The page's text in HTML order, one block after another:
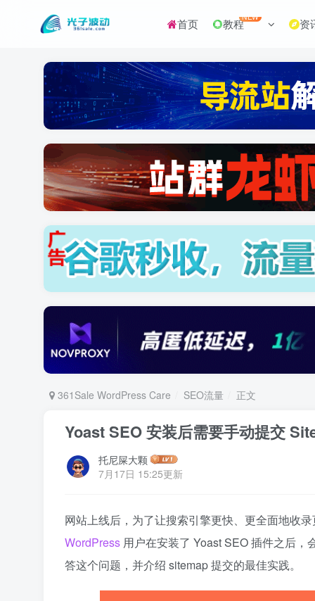
首页 教程NEW 资
361Sale WordPress Care SEO流量 正文
Yoast SEO 安装后需要手动提交
托尼屎大颗
7月17日 15:25更新
网站上线后，为了让搜索引擎更快、更全面地收
WordPress 用户在安装了 Yoast SEO 插件之后，
答这个问题，并介绍 sitemap 提交的最佳实践。